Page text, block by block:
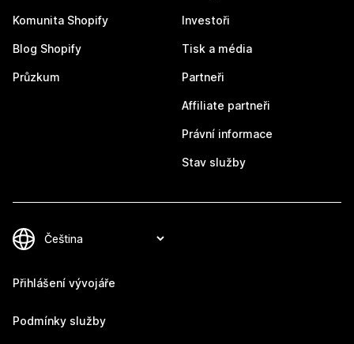
Komunita Shopify
Blog Shopify
Průzkum
Investoři
Tisk a média
Partneři
Affiliate partneři
Právní informace
Stav služby
Přihlášení vývojáře
Podmínky služby